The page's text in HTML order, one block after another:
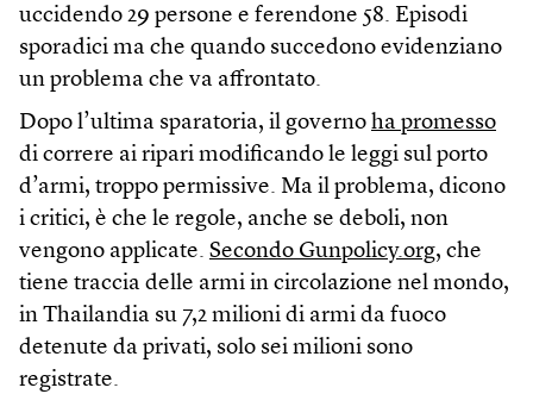
uccidendo 29 persone e ferendone 58. Episodi
sporadici ma che quando succedono evidenziano
un problema che va affrontato.
Dopo l’ultima sparatoria, il governo ha promesso
di correre ai ripari modificando le leggi sul porto
d’armi, troppo permissive. Ma il problema, dicono
i critici, è che le regole, anche se deboli, non
vengono applicate. Secondo Gunpolicy.org, che
tiene traccia delle armi in circolazione nel mondo,
in Thailandia su 7,2 milioni di armi da fuoco
detenute da privati, solo sei milioni sono
registrate.